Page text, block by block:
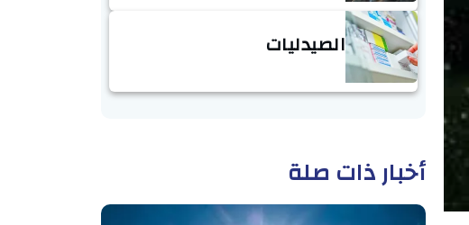
الصيدليات
أخبار ذات صلة